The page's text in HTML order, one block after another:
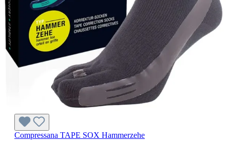
Compressana TAPE SOX Hammerzehe